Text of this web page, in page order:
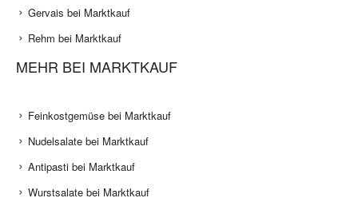
Gervais bei Marktkauf
Rehm bei Marktkauf
MEHR BEI MARKTKAUF
Feinkostgemüse bei Marktkauf
Nudelsalate bei Marktkauf
Antipasti bei Marktkauf
Wurstsalate bei Marktkauf